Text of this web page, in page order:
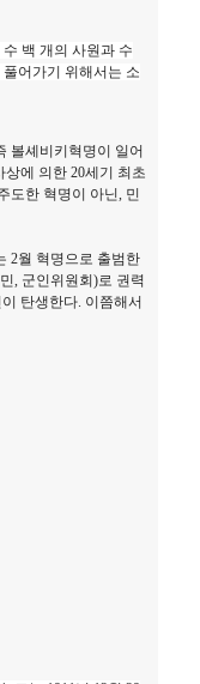
백 개의 사원과 수
어가기 위해서는 소
볼셰비키혁명이 일어
에 의한 20세기 최초
도한 혁명이 아닌, 민
2월 혁명으로 출범한
, 군인위원회)로 권력
탄생한다. 이쯤해서